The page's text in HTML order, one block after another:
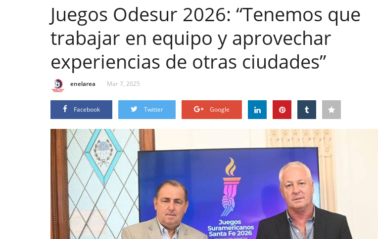
Juegos Odesur 2026: “Tenemos que
trabajar en equipo y aprovechar
experiencias de otras ciudades”
enelarea Mar 7, 2025
Facebook Twitter Google